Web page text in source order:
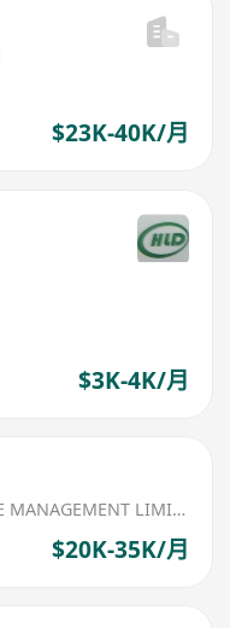
$23K-40K/月
$3K-4K/月
ZING GLOBAL HUMAN RESOURCE MANAGEMENT LIMITED
$20K-35K/月